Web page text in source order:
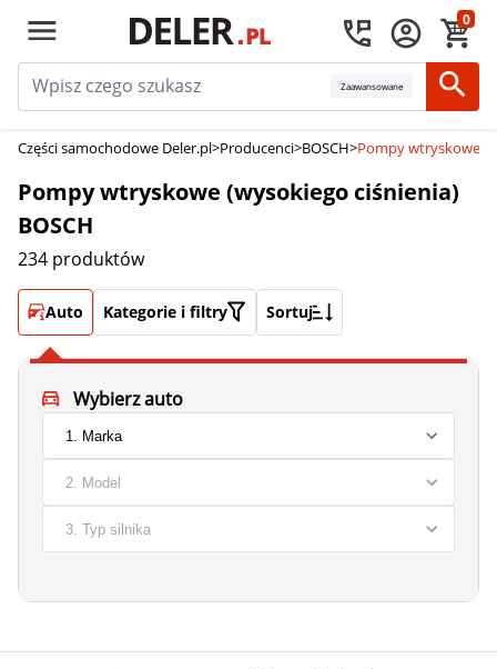
0
Zaawansowane
Części samochodowe Deler.pl>Producenci>BOSCH>Pompy wtryskowe
Pompy wtryskowe (wysokiego ciśnienia)
BOSCH
234 produktów
Auto Kategorie i filtry Sortuj
Wybierz auto